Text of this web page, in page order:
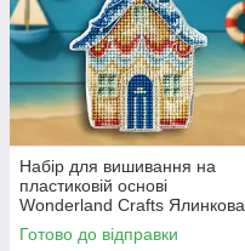
Набір для вишивання на
пластиковій основі
Wonderland Crafts Ялинкова
іграшка — Будиночок біля
моря FLX-144
Готово до відправки